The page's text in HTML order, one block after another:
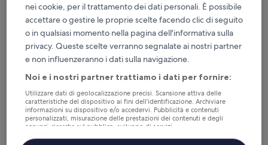
Cancellazione gratuita se cambi
programma
Accumula vantaggi con ogni notte di
soggiorno
Risparmia di più con le tariffe per soli
iscritti
nei cookie, per il trattamento dei dati personali. È possibile
accettare o gestire le proprie scelte facendo clic di seguito
o in qualsiasi momento nella pagina dell'informativa sulla
privacy. Queste scelte verranno segnalate ai nostri partner
e non influenzeranno i dati sulla navigazione.
Noi e i nostri partner trattiamo i dati per fornire:
Utilizzare dati di geolocalizzazione precisi. Scansione attiva delle
caratteristiche del dispositivo ai fini dell’identificazione. Archiviare
informazioni su dispositivo e/o accedervi. Pubblicità e contenuti
personalizzati, misurazione delle prestazioni dei contenuti e degli
annunci, ricerche sul pubblico, sviluppo di servizi.
Elenco dei partner (fornitori)